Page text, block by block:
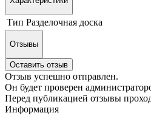
Тип Разделочная доска
Отзывы
Оставить отзыв
Отзыв успешно отправлен.
Он будет проверен
Перед публикацией отзывы
Информация